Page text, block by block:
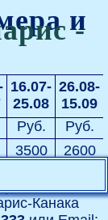
-
и
16.07-
25.08
Руб.
26.08-
15.09
Руб.
3500 2600
Канака